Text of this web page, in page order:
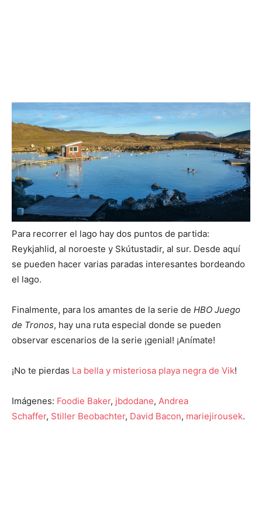
Para recorrer el lago hay dos puntos de partida:
Reykjahlid, al noroeste y Skútustadir, al sur. Desde aquí
se pueden hacer varias paradas interesantes bordeando
el lago.
Finalmente, para los amantes de la serie de HBO Juego
de Tronos, hay una ruta especial donde se pueden
observar escenarios de la serie ¡genial! ¡Anímate!
¡No te pierdas La bella y misteriosa playa negra de Vik!
Imágenes: Foodie Baker, jbdodane, Andrea
Schaffer, Stiller Beobachter, David Bacon, mariejirousek.